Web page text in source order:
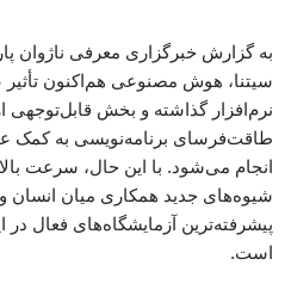
به گزارش خبرگزاری معرفی ناژوان
سیتنا، هوش مصنوعی هم‌اکنون تأثیر
نرم‌افزار گذاشته و بخش قابل‌توجهی
طاقت‌فرسای برنامه‌نویسی به کمک
انجام می‌شود. با این حال، سرعت
شیوه‌های جدید همکاری میان
پیشرفته‌ترین آزمایشگاه‌های فعال
است.